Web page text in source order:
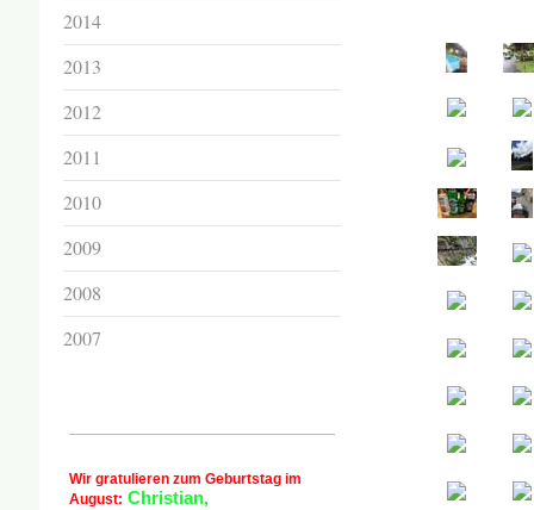
2014
2013
2012
2011
2010
2009
2008
2007
Wir gratulieren zum Geburtstag im
August: Christian,